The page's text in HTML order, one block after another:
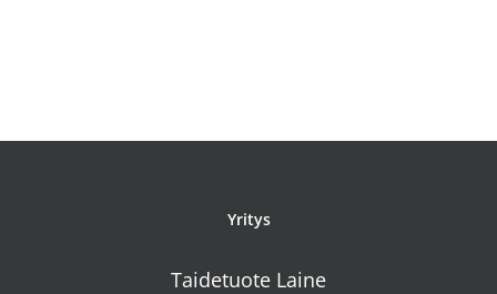
Yritys
Taidetuote Laine